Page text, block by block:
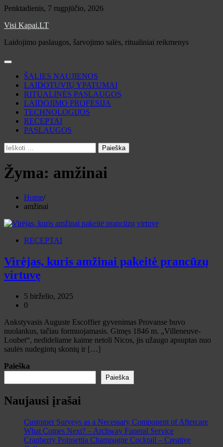
Skip
content
Penktadienis, 7 rugpjūčio, 2026
Visi Kapai.LT
Laidojimo paslaugos, šarvojimo salės, ritualiniai reikmenys
ŠALIES NAUJIENOS
LAIDOTUVIŲ YPATUMAI
RITUALINĖS PASLAUGOS
LAIDOJIMO PROFESIJA
TECHNOLOGIJOS
RECEPTAI
PASLAUGOS
Ieškoti:
Žyma: amžinai
Home
amžinai
RECEPTAI
Virėjas, kuris amžinai pakeitė prancūzų
virtuvę
5 birželio, 2025
0
Ankstyvasis Auguste Escoffier gyvenimas Provanse buvo
nuolankus, tačiau formuojamasis. Gimęs 1846 m. ​​„Villeneuve-
Loubet“, nedideliame kaime netoli Nicos, jis užaugo apsuptas nuo
saulės nudegintų skonių ir […]
Paieška
Paieška
Naujausi įrašai
Customer Surveys as a Necessary Component of Aftercare
What Comes Next? – Archway Funeral Service
Cranberry Poinsettia Champagne Cocktail – Creative